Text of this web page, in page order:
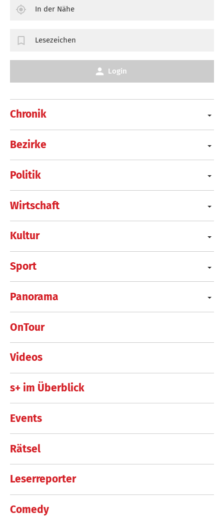
Chronik
Bezirke
Politik
Wirtschaft
Kultur
Sport
Panorama
OnTour
Videos
s+ im Überblick
Events
Rätsel
Leserreporter
Comedy
In der Nähe
Lesezeichen
Login